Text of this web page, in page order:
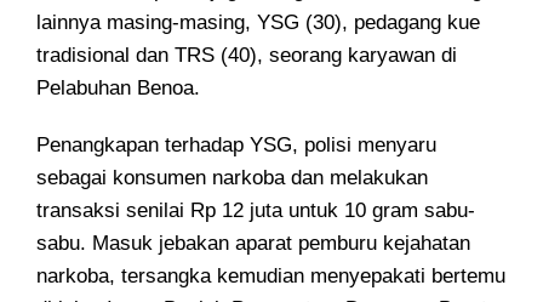
lainnya masing-masing, YSG (30), pedagang kue
tradisional dan TRS (40), seorang karyawan di
Pelabuhan Benoa.
Penangkapan terhadap YSG, polisi menyaru
sebagai konsumen narkoba dan melakukan
transaksi senilai Rp 12 juta untuk 10 gram sabu-
sabu. Masuk jebakan aparat pemburu kejahatan
narkoba, tersangka kemudian menyepakati bertemu